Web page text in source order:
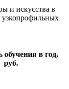
и искусства в
обучения в год,
руб.